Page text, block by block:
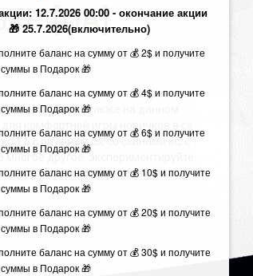
[UA]
сервере вы можете поиграть с
всех времен, также на данном
комфортной игры новичков в cs
1.6 с оружием cs, со скинами кс, с
другое, экспериментируйте
буст вашего сервера, или
кс.
12.7.2026 00:00 - окончание акции
🎁 25.7.2026(включительно)
баланс на сумму от 💰 2$ и получите
в Подарок 🎁
баланс на сумму от 💰 4$ и получите
в Подарок 🎁
баланс на сумму от 💰 6$ и получите
в Подарок 🎁
баланс на сумму от 💰 10$ и получите
в Подарок 🎁
баланс на сумму от 💰 20$ и получите
в Подарок 🎁
баланс на сумму от 💰 30$ и получите
в Подарок 🎁